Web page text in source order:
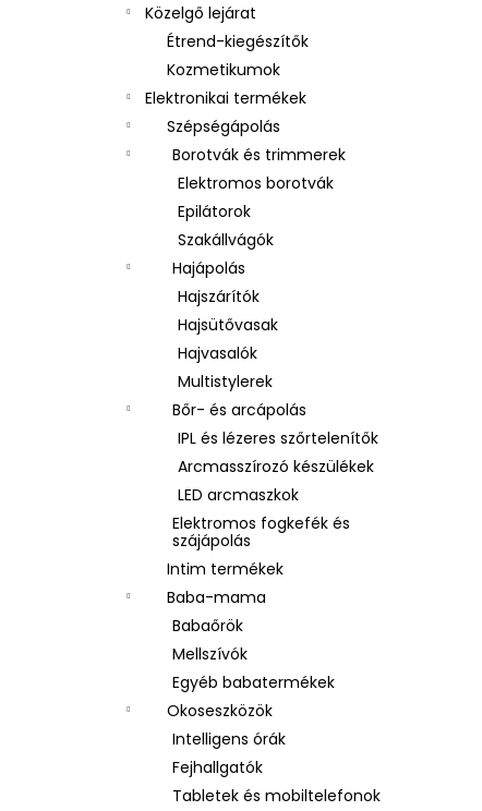
Közelgő lejárat
Étrend-kiegészítők
Kozmetikumok
Elektronikai termékek
Szépségápolás
Borotvák és trimmerek
Elektromos borotvák
Epilátorok
Szakállvágók
Hajápolás
Hajszárítók
Hajsütővasak
Hajvasalók
Multistylerek
Bőr- és arcápolás
IPL és lézeres szőrtelenítők
Arcmasszírozó készülékek
LED arcmaszkok
Elektromos fogkefék és
szájápolás
Intim termékek
Baba-mama
Babaőrök
Mellszívók
Egyéb babatermékek
Okoseszközök
Intelligens órák
Fejhallgatók
Tabletek és mobiltelefonok